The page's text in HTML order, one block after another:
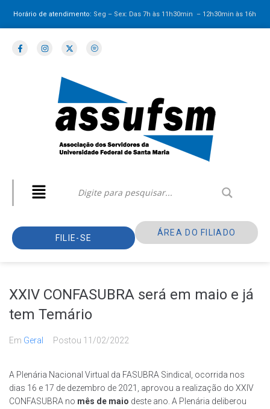
Horário de atendimento: Seg – Sex: Das 7h às 11h30min – 12h30minàs 16h
FILIE-SE
ÁREA DO FILIADO
XXIV CONFASUBRA será em maio e já
tem Temário
Em Geral Postou 11/02/2022
A Plenária Nacional Virtual da FASUBRA Sindical, ocorrida nos
dias 16 e 17 de dezembro de 2021, aprovou a realização do XXIV
CONFASUBRA no mês de maio deste ano. A Plenária deliberou